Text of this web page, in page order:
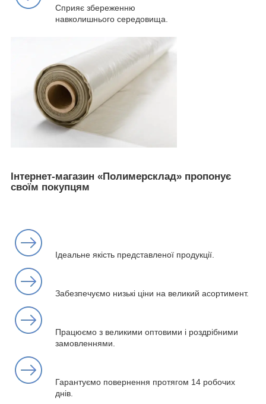
Сприяє збереженню
навколишнього середовища.
Інтернет-магазин «Полимерсклад» пропонує
своїм покупцям
Ідеальне якість представленої продукції.
Забезпечуємо низькі ціни на великий асортимент.
Працюємо з великими оптовими і роздрібними
замовленнями.
Гарантуємо повернення протягом 14 робочих
днів.